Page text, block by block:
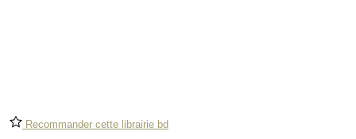
Recommander cette librairie bd